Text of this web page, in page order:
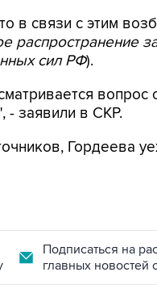
в связи с этим
распространение
сил РФ).
- заявили в СКР.
Гордеева
Подписаться на
главных новостей